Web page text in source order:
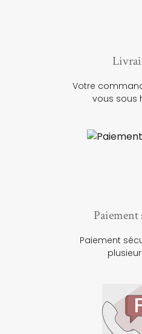
Votre
vous sous
Paiement
Paiement